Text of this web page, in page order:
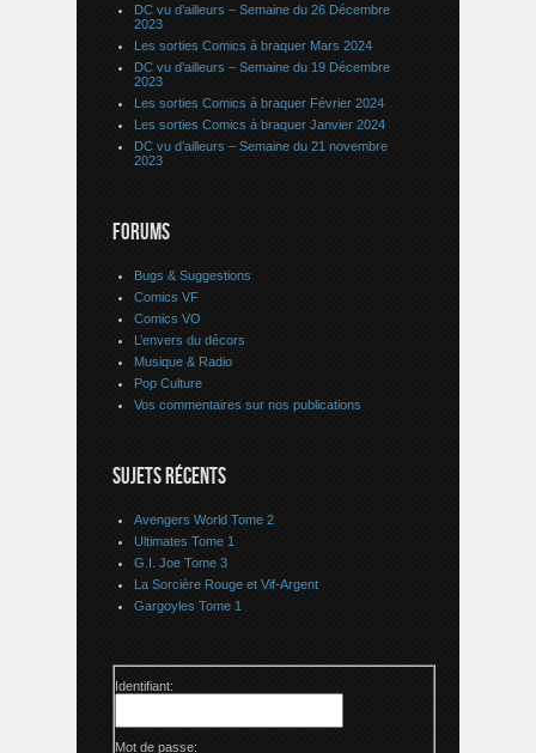
DC vu d’ailleurs – Semaine du 26 Décembre
2023
Les sorties Comics à braquer Mars 2024
DC vu d’ailleurs – Semaine du 19 Décembre
2023
Les sorties Comics à braquer Février 2024
Les sorties Comics à braquer Janvier 2024
DC vu d’ailleurs – Semaine du 21 novembre
2023
FORUMS
Bugs & Suggestions
Comics VF
Comics VO
L’envers du décors
Musique & Radio
Pop Culture
Vos commentaires sur nos publications
SUJETS RÉCENTS
Avengers World Tome 2
Ultimates Tome 1
G.I. Joe Tome 3
La Sorcière Rouge et Vif-Argent
Gargoyles Tome 1
Identifiant:
Mot de passe: